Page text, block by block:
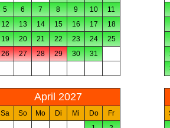
5
6 7 8 9 10
11
12
13 14 15 16 17
18
19
20 21 22 23 24
25
26
27 28 29 30 31
April 2027
Sa So Mo Di Mi Do
Fr